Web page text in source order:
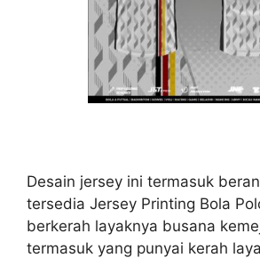
Desain jersey ini termasuk
tersedia Jersey Printing Bola
berkerah layaknya busana
termasuk yang punyai kerah